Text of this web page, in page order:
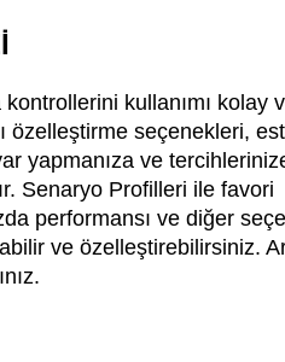
kullanımı kolay
özelleştirme seçenekleri,
yapmanıza ve
Senaryo Profilleri ile favori
performansı ve diğer
ve özelleştirebilirsiniz.